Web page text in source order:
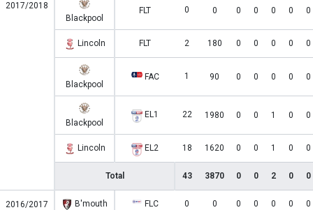
2017/2018
Blackpool
FLT 0 0 0 0 0 0 0
Lincoln FLT 2 180 0 0 0 0 0
Blackpool
FAC 1 90 0 0 0 0 0
Blackpool
EL1 22 1980 0 0 1 0 0
Lincoln EL2 18 1620 0 0 1 0 0
Total 43 3870 0 0 2 0 0
2016/2017 B'mouth FLC 0 0 0 0 0 0 0